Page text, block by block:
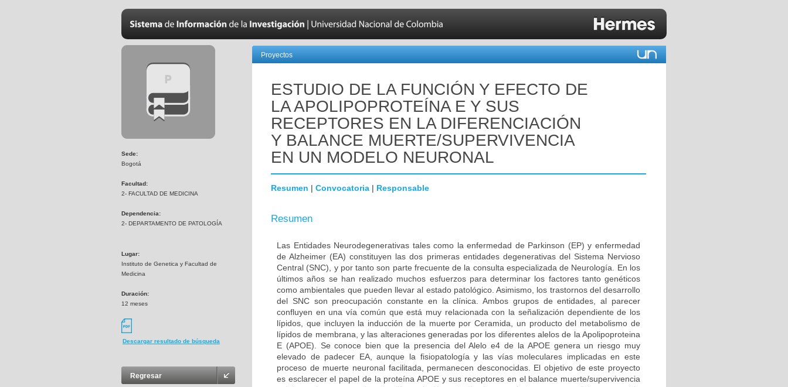
Sede:
Bogotá
Facultad:
2- FACULTAD DE MEDICINA
Dependencia:
2- DEPARTAMENTO DE PATOLOGÍA
Lugar:
Instituto de Genetica y Facultad de
Medicina
Duración:
12 meses
Descargar resultado de búsqueda
Regresar
Proyectos
ESTUDIO DE LA FUNCIÓN Y EFECTO DE
LA APOLIPOPROTEÍNA E Y SUS
RECEPTORES EN LA DIFERENCIACIÓN
Y BALANCE MUERTE/SUPERVIVENCIA
EN UN MODELO NEURONAL
Resumen | Convocatoria | Responsable
Resumen
Las Entidades Neurodegenerativas tales como la enfermedad de Parkinson (EP) y enfermedad
de Alzheimer (EA) constituyen las dos primeras entidades degenerativas del Sistema Nervioso
Central (SNC), y por tanto son parte frecuente de la consulta especializada de Neurología. En los
últimos años se han realizado muchos esfuerzos para determinar los factores tanto genéticos
como ambientales que pueden llevar al estado patológico. Asimismo, los trastornos del desarrollo
del SNC son preocupación constante en la clínica. Ambos grupos de entidades, al parecer
confluyen en una vía común que está muy relacionada con la señalización dependiente de los
lípidos, que incluyen la inducción de la muerte por Ceramida, un producto del metabolismo de
lípidos de membrana, y las alteraciones generadas por los diferentes alelos de la Apolipoproteina
E (APOE). Se conoce bien que la presencia del Alelo e4 de la APOE genera un riesgo muy
elevado de padecer EA, aunque la fisiopatología y las vías moleculares implicadas en este
proceso de muerte neuronal facilitada, permanecen desconocidas. El objetivo de este proyecto
es esclarecer el papel de la proteína APOE y sus receptores en el balance muerte/supervivencia